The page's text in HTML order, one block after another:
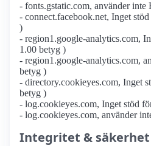
- fonts.gstatic.com, använder
- connect.facebook.net, Inget
)
- region1.google-analytics.com,
1.00 betyg )
- region1.google-analytics.com,
betyg )
- directory.cookieyes.com, Inget
betyg )
- log.cookieyes.com, Inget stöd
- log.cookieyes.com, använder
Integritet & säkerhet